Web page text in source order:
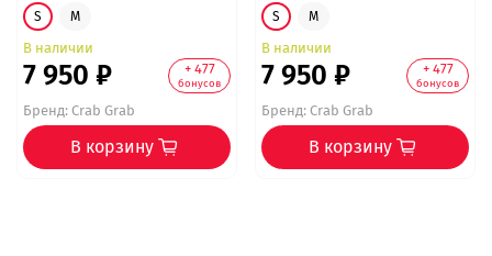
S M
В наличии
7 950 ₽ + 477
бонусов
Бренд:Crab Grab
В корзину
S M
В наличии
7 950 ₽ + 477
бонусов
Бренд:Crab Grab
В корзину